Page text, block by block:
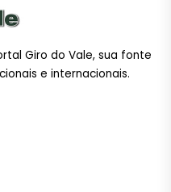
Giro do Vale, sua fonte
e internacionais.